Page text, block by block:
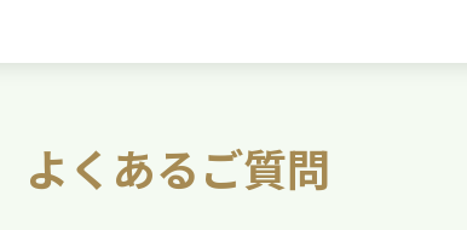
よくあるご質問